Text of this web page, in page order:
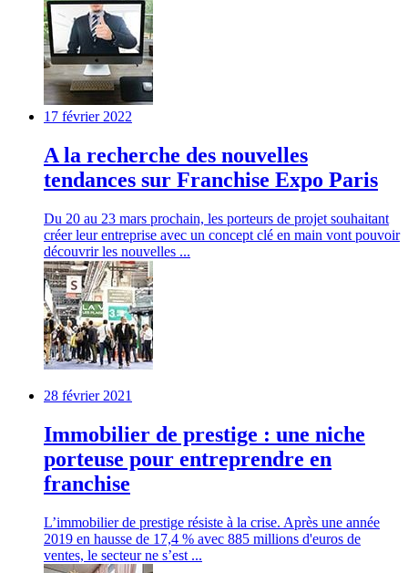
17 février 2022
A la recherche des nouvelles
tendances sur Franchise Expo Paris
Du 20 au 23 mars prochain, les porteurs de projet souhaitant
créer leur entreprise avec un concept clé en main vont pouvoir
découvrir les nouvelles ...
28 février 2021
Immobilier de prestige : une niche
porteuse pour entreprendre en
franchise
L’immobilier de prestige résiste à la crise. Après une année
2019 en hausse de 17,4 % avec 885 millions d'euros de
ventes, le secteur ne s’est ...